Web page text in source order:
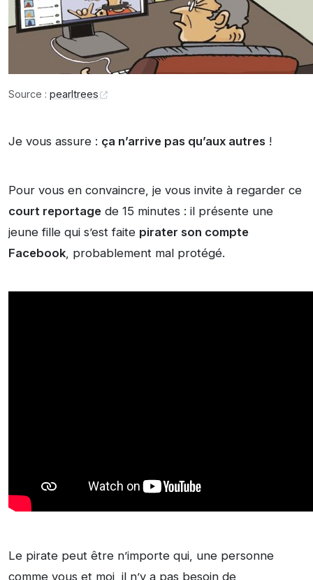
Source : pearltrees
Je vous assure : ça n’arrive pas qu’aux autres !
Pour vous en convaincre, je vous invite à regarder ce
court reportage de 15 minutes : il présente une
jeune fille qui s’est faite pirater son compte
Facebook, probablement mal protégé.
Le pirate peut être n’importe qui, une personne
comme vous et moi, il n’y a pas besoin de